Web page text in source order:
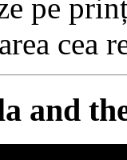
pe
cea
and